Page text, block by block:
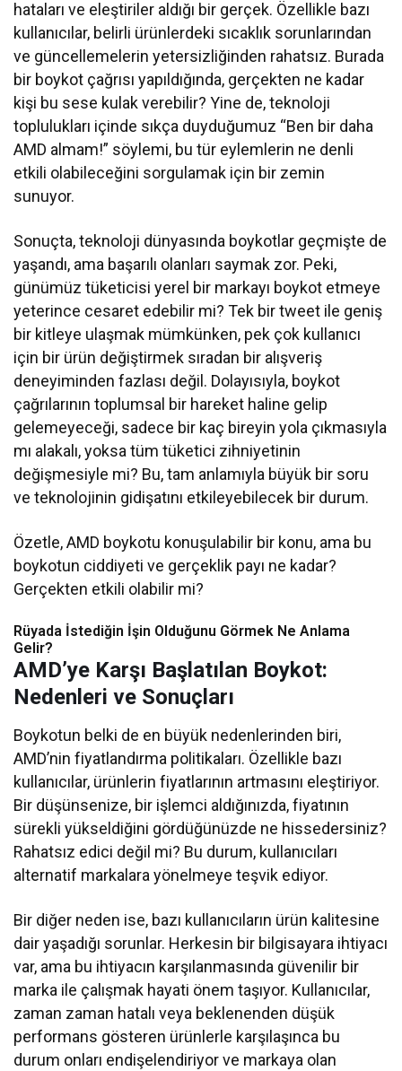
hataları ve eleştiriler aldığı bir gerçek. Özellikle bazı
kullanıcılar, belirli ürünlerdeki sıcaklık sorunlarından
ve güncellemelerin yetersizliğinden rahatsız. Burada
bir boykot çağrısı yapıldığında, gerçekten ne kadar
kişi bu sese kulak verebilir? Yine de, teknoloji
toplulukları içinde sıkça duyduğumuz “Ben bir daha
AMD almam!” söylemi, bu tür eylemlerin ne denli
etkili olabileceğini sorgulamak için bir zemin
sunuyor.
Sonuçta, teknoloji dünyasında boykotlar geçmişte de
yaşandı, ama başarılı olanları saymak zor. Peki,
günümüz tüketicisi yerel bir markayı boykot etmeye
yeterince cesaret edebilir mi? Tek bir tweet ile geniş
bir kitleye ulaşmak mümkünken, pek çok kullanıcı
için bir ürün değiştirmek sıradan bir alışveriş
deneyiminden fazlası değil. Dolayısıyla, boykot
çağrılarının toplumsal bir hareket haline gelip
gelemeyeceği, sadece bir kaç bireyin yola çıkmasıyla
mı alakalı, yoksa tüm tüketici zihniyetinin
değişmesiyle mi? Bu, tam anlamıyla büyük bir soru
ve teknolojinin gidişatını etkileyebilecek bir durum.
Özetle, AMD boykotu konuşulabilir bir konu, ama bu
boykotun ciddiyeti ve gerçeklik payı ne kadar?
Gerçekten etkili olabilir mi?
Rüyada İstediğin İşin Olduğunu Görmek Ne Anlama
Gelir?
AMD’ye Karşı Başlatılan Boykot:
Nedenleri ve Sonuçları
Boykotun belki de en büyük nedenlerinden biri,
AMD’nin fiyatlandırma politikaları. Özellikle bazı
kullanıcılar, ürünlerin fiyatlarının artmasını eleştiriyor.
Bir düşünsenize, bir işlemci aldığınızda, fiyatının
sürekli yükseldiğini gördüğünüzde ne hissedersiniz?
Rahatsız edici değil mi? Bu durum, kullanıcıları
alternatif markalara yönelmeye teşvik ediyor.
Bir diğer neden ise, bazı kullanıcıların ürün kalitesine
dair yaşadığı sorunlar. Herkesin bir bilgisayara ihtiyacı
var, ama bu ihtiyacın karşılanmasında güvenilir bir
marka ile çalışmak hayati önem taşıyor. Kullanıcılar,
zaman zaman hatalı veya beklenenden düşük
performans gösteren ürünlerle karşılaşınca bu
durum onları endişelendiriyor ve markaya olan